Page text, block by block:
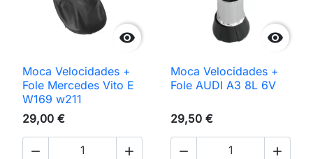

Moca Velocidades +
Fole Mercedes Vito E
W169 w211
29,00 €
 

Moca Velocidades +
Fole AUDI A3 8L 6V
29,50 €
 